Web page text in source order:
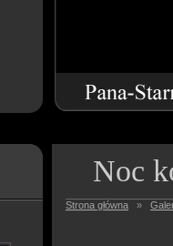
Noc
Strona główna »